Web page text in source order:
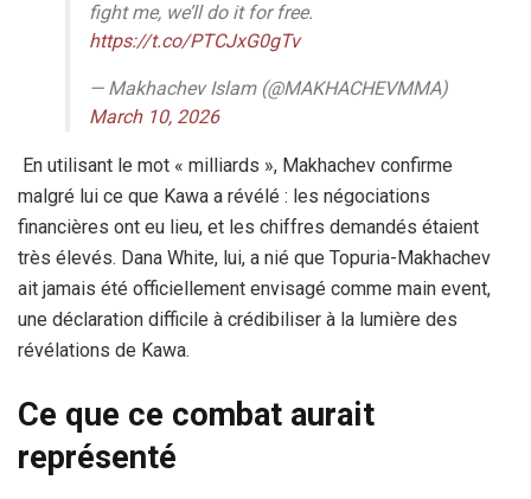
fight me, we’ll do it for free.
https://t.co/PTCJxG0gTv
— Makhachev Islam (@MAKHACHEVMMA)
March 10, 2026
En utilisant le mot « milliards », Makhachev confirme
malgré lui ce que Kawa a révélé : les négociations
financières ont eu lieu, et les chiffres demandés étaient
très élevés. Dana White, lui, a nié que Topuria-Makhachev
ait jamais été officiellement envisagé comme main event,
une déclaration difficile à crédibiliser à la lumière des
révélations de Kawa.
Ce que ce combat aurait
représenté